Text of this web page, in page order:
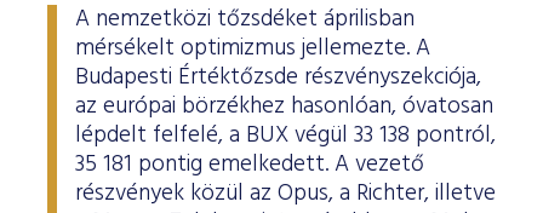
A nemzetközi tőzsdéket áprilisban
mérsékelt optimizmus jellemezte. A
Budapesti Értéktőzsde részvényszekciója,
az európai börzékhez hasonlóan, óvatosan
lépdelt felfelé, a BUX végül 33 138 pontról,
35 181 pontig emelkedett. A vezető
részvények közül az Opus, a Richter, illetve